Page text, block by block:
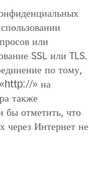
или
SSL или TLS.
по тому,
«http://» на
также
бы отметить, что
через Интернет не